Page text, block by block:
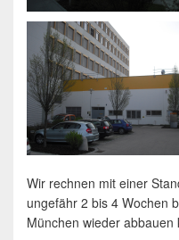
Wir rechnen mit einer
ungefähr 2 bis 4 Wochen
München wieder abbauen